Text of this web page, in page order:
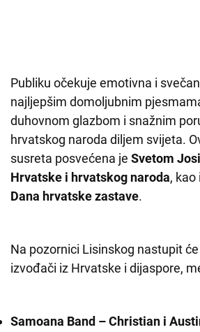
Publiku očekuje emotivna i
najljepšim domoljubnim
duhovnom glazbom i snažnim
hrvatskog naroda diljem svijeta.
susreta posvećena je Svetom
Hrvatske i hrvatskog naroda, kao
Dana hrvatske zastave.
Na pozornici Lisinskog nastupit
izvođači iz Hrvatske i dijaspore,
Samoana Band – Christian i